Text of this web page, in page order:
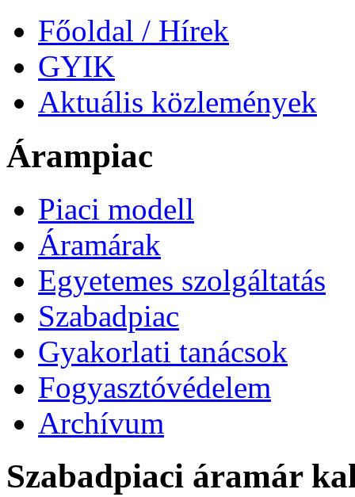
Főoldal / Hírek
GYIK
Aktuális közlemények
Árampiac
Piaci modell
Áramárak
Egyetemes szolgáltatás
Szabadpiac
Gyakorlati tanácsok
Fogyasztóvédelem
Archívum
Szabadpiaci áramár